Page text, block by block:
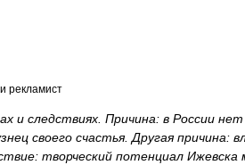
рекламист
и следствиях. Причина: в России нет
своего счастья. Другая причина:
творческий потенциал